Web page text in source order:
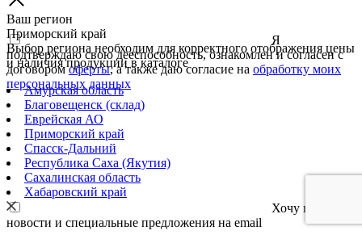
Я
подтверждаю свою дееспособность, ознакомлен и согласен с
договоромоферты, а также даю согласие на обработку моих
персональных данных
Хочу получать
новости и специальные предложения на email
Ваш регион
Приморский край
Выбор региона необходим для корректного отображения цены
и наличия продукции в каталоге
Амурская область
Благовещенск (склад)
Еврейская АО
Приморский край
Спасск-Дальний
Республика Саха (Якутия)
Сахалинская область
Хабаровский край